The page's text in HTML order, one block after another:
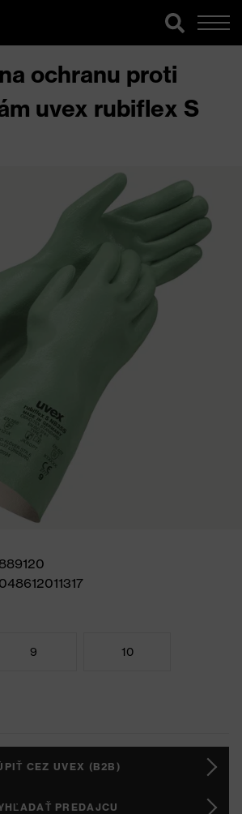
ochranu proti
uvex rubiflex S
9 10
CEZ UVEX (B2B)
PREDAJCU